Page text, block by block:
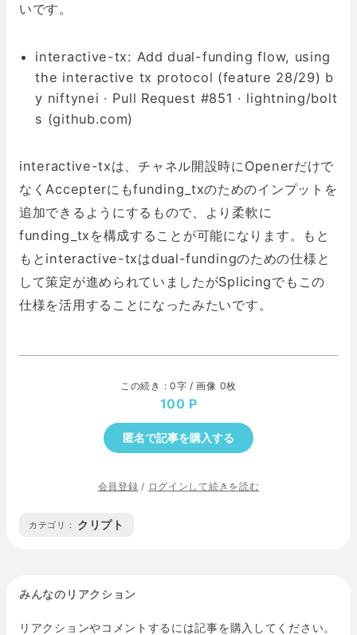
いです。
interactive-tx: Add dual-funding flow, using
the interactive tx protocol (feature 28/29) b
y niftynei · Pull Request #851 · lightning/bolt
s (github.com)
interactive-txは、チャネル開設時にOpenerだけで
なくAccepterにもfunding_txのためのインプットを
追加できるようにするもので、より柔軟に
funding_txを構成することが可能になります。もと
もとinteractive-txはdual-fundingのための仕様と
して策定が進められていましたがSplicingでもこの
仕様を活用することになったみたいです。
この続き : 0字 / 画像 0枚
100
匿名で記事を購入する
会員登録 / ログインして続きを読む
カテゴリ : クリプト
みんなのリアクション
リアクションやコメントするには記事を購入してください。